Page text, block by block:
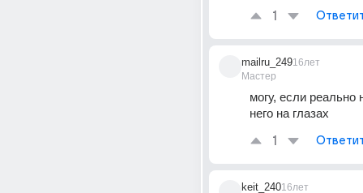
1
mailru_249
Мастер
16лет
могу, если реально
него на глазах
1
keit_24016лет